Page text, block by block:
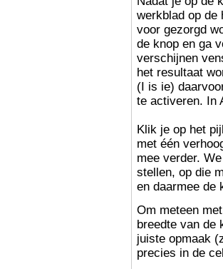
werkblad op de
voor gezorgd
de knop en ga
verschijnen
het resultaat
(I is ie)
te activeren. In
Klik je op het
met één
mee verder.
stellen, op die
en daarmee de
Om meteen
breedte van de
juiste opmaak
precies in de